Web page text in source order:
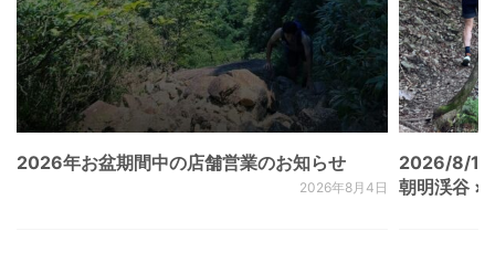
2026年お盆期間中の店舗営業のお知らせ
2026年8月4日
2026/8/
朝明渓谷 ×